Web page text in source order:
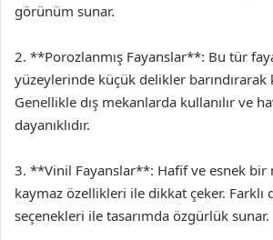
görünüm sunar.
2. **Porozlanmış Fayanslar**: Bu tür
yüzeylerinde küçük delikler barındırarak
Genellikle dış mekanlarda kullanılır ve
dayanıklıdır.
3. **Vinil Fayanslar**: Hafif ve esnek bir
kaymaz özellikleri ile dikkat çeker. Farklı
seçenekleri ile tasarımda özgürlük sunar.